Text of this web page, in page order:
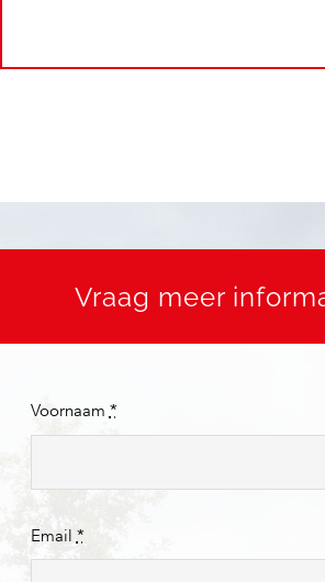
Vraag meer
Voornaam *
Email *